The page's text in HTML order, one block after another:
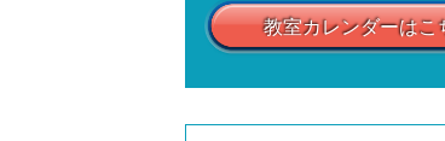
教室カレンダーはこ